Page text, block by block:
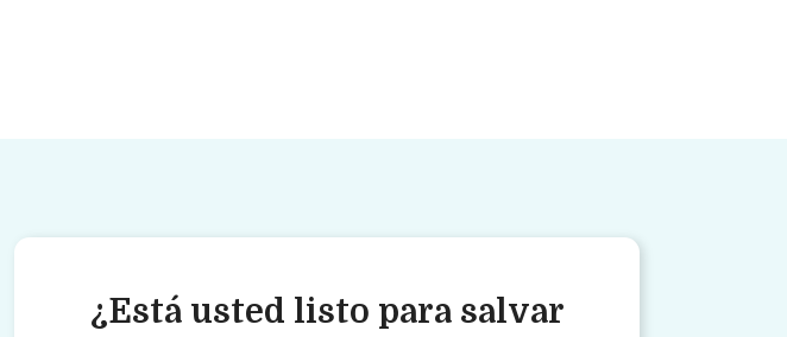
¿Está usted listo para salvar